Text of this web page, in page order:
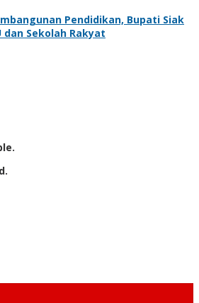
Pendidikan, Bupati Siak
dan Sekolah Rakyat